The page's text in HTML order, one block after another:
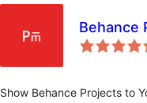
Behance
Show Behance Projects to